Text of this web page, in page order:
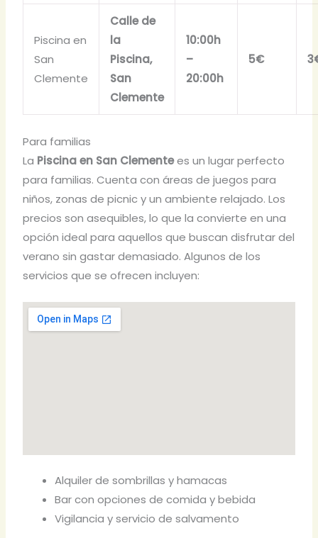
Piscina en
San
Clemente
Calle de
la
Piscina,
San
Clemente
10:00h
–
20:00h
5€
Para familias
La Piscina en San Clementees un lugar perfecto
para familias. Cuenta con áreas de juegos para
niños, zonas de picnic y un ambiente relajado. Los
precios son asequibles, lo que la convierte en una
opción ideal para aquellos que buscan disfrutar del
verano sin gastar demasiado. Algunos de los
servicios que se ofrecen incluyen:
Alquiler de sombrillas y hamacas
Bar con opciones de comida y bebida
Vigilancia y servicio de salvamento